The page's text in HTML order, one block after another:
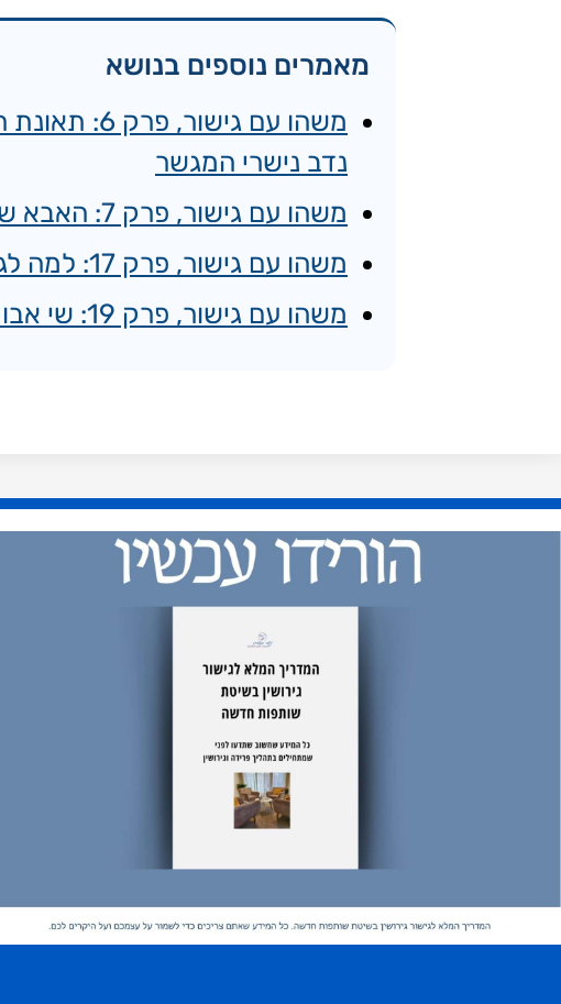
מאמרים נוספים בנושא
משהו עם
נדב נישרי המגשר
משהו עם גישור, פרק 7: האבא שתבע את בנו עם נדב נישרי המגשר
משהו עם גישור, פרק 17: למה לגברים כל כך קשה להתמודד עם גירושין
משהו עם גישור, פרק 19: שי אבו על התנהלות כלכלית נכונה בגירושין